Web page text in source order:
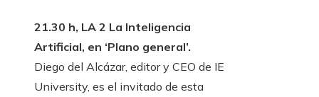
21.30 h, LA 2 La Inteligencia
Artificial, en ‘Plano general’.
Diego del Alcázar, editor y CEO de IE
University, es el invitado de esta